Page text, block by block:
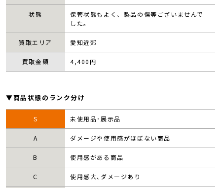
状態
保管状態もよく、製品の傷等ございませんで
した。
買取エリア 愛知近郊
買取金額 4,400円
▼商品状態のランク分け
S 未使用品･展示品
A ダメージや使用感がほぼない商品
B 使用感がある商品
C 使用感大､ダメージあり